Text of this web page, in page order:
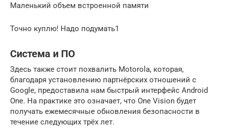
Маленький объем встроенной памяти
Точно куплю! Надо подумать1
Система и ПО
Здесь также стоит похвалить Motorola, которая,
благодаря установлению партнёрских отношений с
Google, предоставила нам быстрый интерфейс Android
One. На практике это означает, что One Vision будет
получать ежемесячные обновления безопасности в
течение следующих трёх лет.